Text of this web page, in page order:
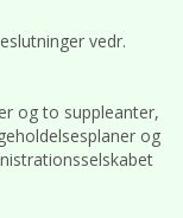
vedr.
og to suppleanter,
og